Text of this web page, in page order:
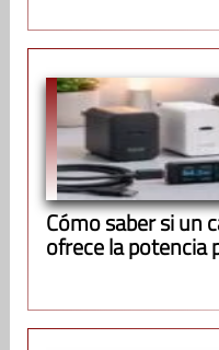
Cómo saber si un
ofrece la potencia